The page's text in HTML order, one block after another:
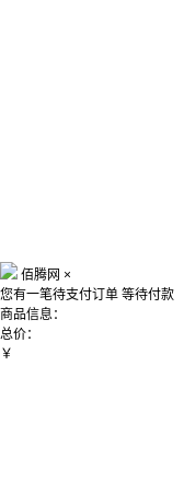
佰腾网 ×
您有一笔待支付订单 等待付款
商品信息：
总价：
￥